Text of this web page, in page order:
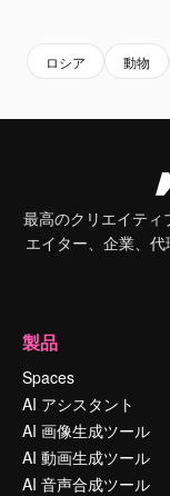
ロシア 動物
最高のクリエイティ
エイター、企業、
製品
Spaces
AI アシスタント
AI 画像生成ツール
AI 動画生成ツール
AI 音声合成ツール